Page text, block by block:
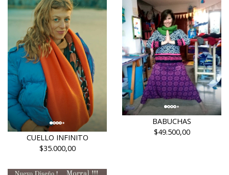
CUELLO INFINITO
$35.000,00
BABUCHAS
$49.500,00